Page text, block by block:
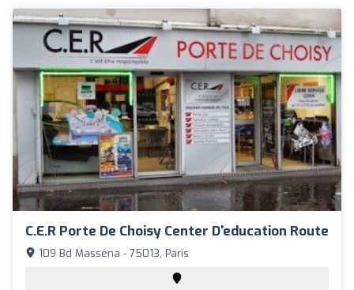
C.e.r Porte De Choisy Center D'education Route
109 Bd Masséna - 75013, Paris